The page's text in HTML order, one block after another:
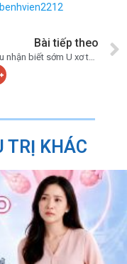
Bài tiếp theo
Dấu hiệu nhận biết sớm U xơ tử cung
TRỊ KHÁC